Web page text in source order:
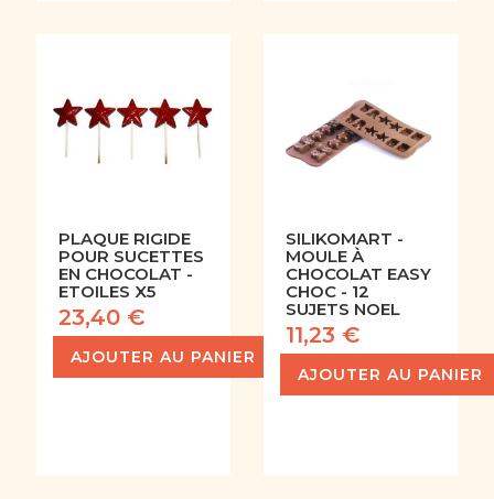
PLAQUE RIGIDE
POUR SUCETTES
EN CHOCOLAT -
ETOILES X5
23,40 €
AJOUTER AU PANIER
SILIKOMART -
MOULE À
CHOCOLAT EASY
CHOC - 12
SUJETS NOEL
11,23 €
AJOUTER AU PANIER